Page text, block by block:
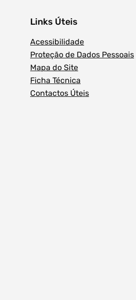
Links Úteis
Acessibilidade
Proteção de Dados Pessoais
Mapa do Site
Ficha Técnica
Contactos Úteis